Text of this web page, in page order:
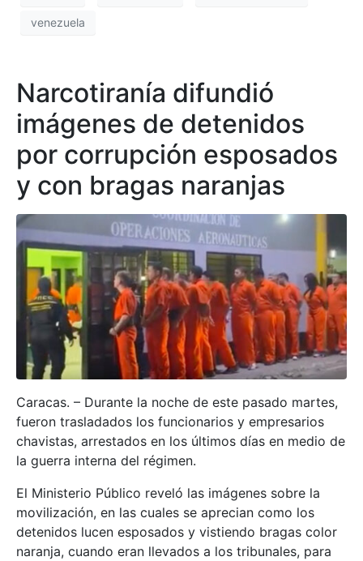
venezuela
Narcotiranía difundió
imágenes de detenidos
por corrupción esposados
y con bragas naranjas
Caracas. – Durante la noche de este pasado martes,
fueron trasladados los funcionarios y empresarios
chavistas, arrestados en los últimos días en medio de
la guerra interna del régimen.
El Ministerio Público reveló las imágenes sobre la
movilización, en las cuales se aprecian como los
detenidos lucen esposados y vistiendo bragas color
naranja, cuando eran llevados a los tribunales, para